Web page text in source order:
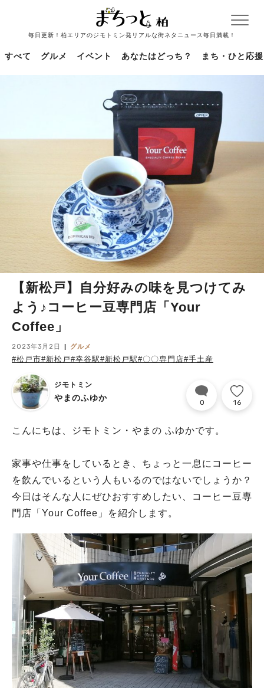
毎日更新！柏エリアのジモトミン発リアルな街ネタニュース毎日満載！
すべて グルメ イベント あなたはどっち？ まち・ひと応援
【新松戸】自分好みの味を見つけてみ
よう♪コーヒー豆専門店「Your
Coffee」
2023年3月2日 グルメ
#松戸市#新松戸#幸谷駅#新松戸駅#〇〇専門店#手土産
ジモトミン
やまのふゆか 0 16
こんにちは、ジモトミン・やまの ふゆかです。
家事や仕事をしているとき、ちょっと一息にコーヒー
を飲んでいるという人もいるのではないでしょうか？
今日はそんな人にぜひおすすめしたい、コーヒー豆専
門店「Your Coffee」を紹介します。